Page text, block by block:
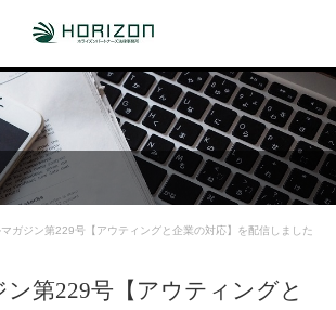
マガジン第229号【アウティングと企業の対応】を配信しました
第229号【アウティングと